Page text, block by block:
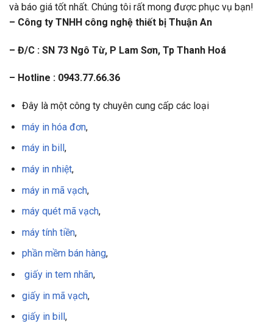
và báo giá tốt nhất. Chúng tôi rất mong được phục vụ bạn!
– Công ty TNHH công nghệ thiết bị Thuận An
– Đ/C : SN 73 Ngô Từ, P Lam Sơn, Tp Thanh Hoá
– Hotline : 0943.77.66.36
Đây là một công ty chuyên cung cấp các loại
máy in hóa đơn,
máy in bill ,
máy in nhiệt,
máy in mã vạch,
máy quét mã vạch,
máy tính tiền,
phần mềm bán hàng,
giấy in tem nhãn,
giấy in mã vạch,
giấy in bill ,